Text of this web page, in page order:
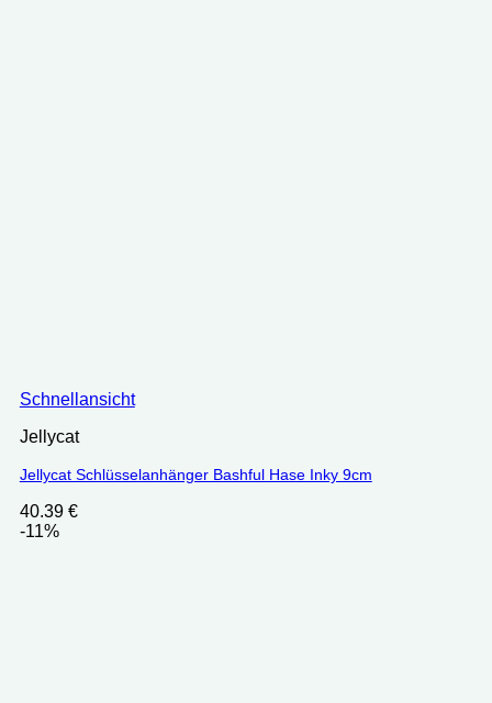
Schnellansicht
Jellycat
Jellycat Schlüsselanhänger Bashful Hase Inky 9cm
40.39 €
-11%